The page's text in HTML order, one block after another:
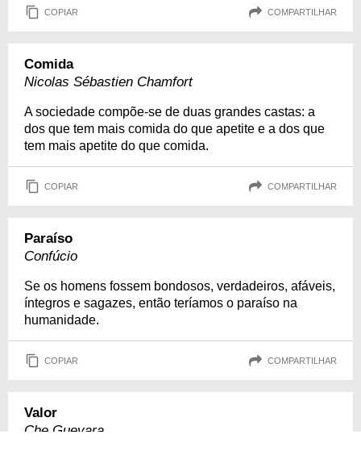
COPIAR COMPARTILHAR
Comida
Nicolas Sébastien Chamfort
A sociedade compõe-se de duas grandes castas: a
dos que tem mais comida do que apetite e a dos que
tem mais apetite do que comida.
COPIAR COMPARTILHAR
Paraíso
Confúcio
Se os homens fossem bondosos, verdadeiros, afáveis,
íntegros e sagazes, então teríamos o paraíso na
humanidade.
COPIAR COMPARTILHAR
Valor
Che Guevara